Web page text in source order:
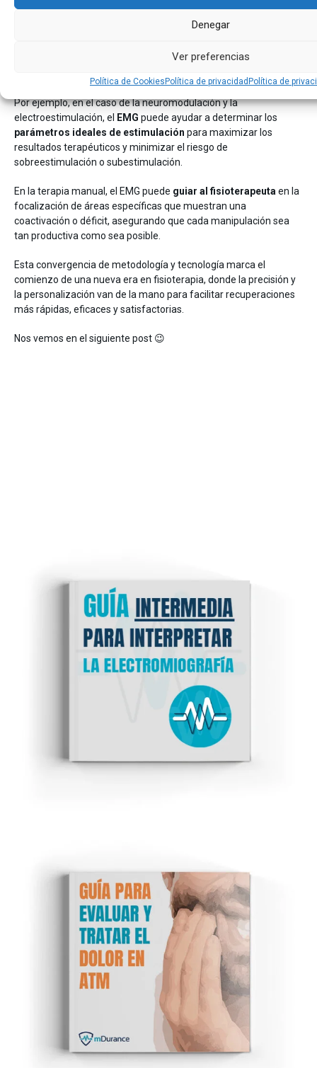
Denegar
Ver preferencias
Política de CookiesPolítica de privacidadPolítica de
El uso de la EMG en combinación con estas técnicas no solo te
, sino que también te proporciona unabase sólida
Por ejemplo, en el caso de la neuromodulación y la
electroestimulación, el
EMG puede ayudar a determinar los
parámetros ideales de estimulación para maximizar los
resultados terapéuticos y minimizar el riesgo de
sobreestimulación o subestimulación.
En la terapia manual, el EMG puede guiar al fisioterapeutaen la
focalización de áreas específicas que muestran una
coactivación o déficit, asegurando que cada manipulación sea
tan productiva como sea posible.
Esta convergencia de metodología y tecnología marca el
comienzo de una nueva era en fisioterapia, donde la precisión y
la personalización van de la mano para facilitar recuperaciones
más rápidas, eficaces y satisfactorias.
Nos vemos en el siguiente post 😉